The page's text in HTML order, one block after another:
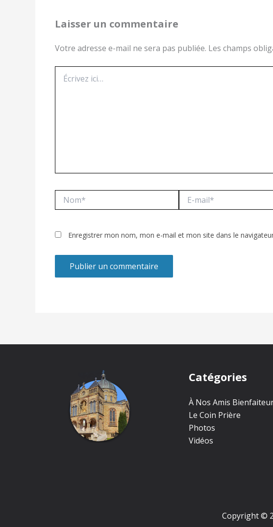
Laisser un commentaire
Votre adresse e-mail ne sera pas publiée. Les champs
ici…
mail*
Enregistrer mon nom, mon e-mail et mon site dans le
Catégories
À Nos Amis
Le Coin Prière
Photos
Vidéos
Copyright ©